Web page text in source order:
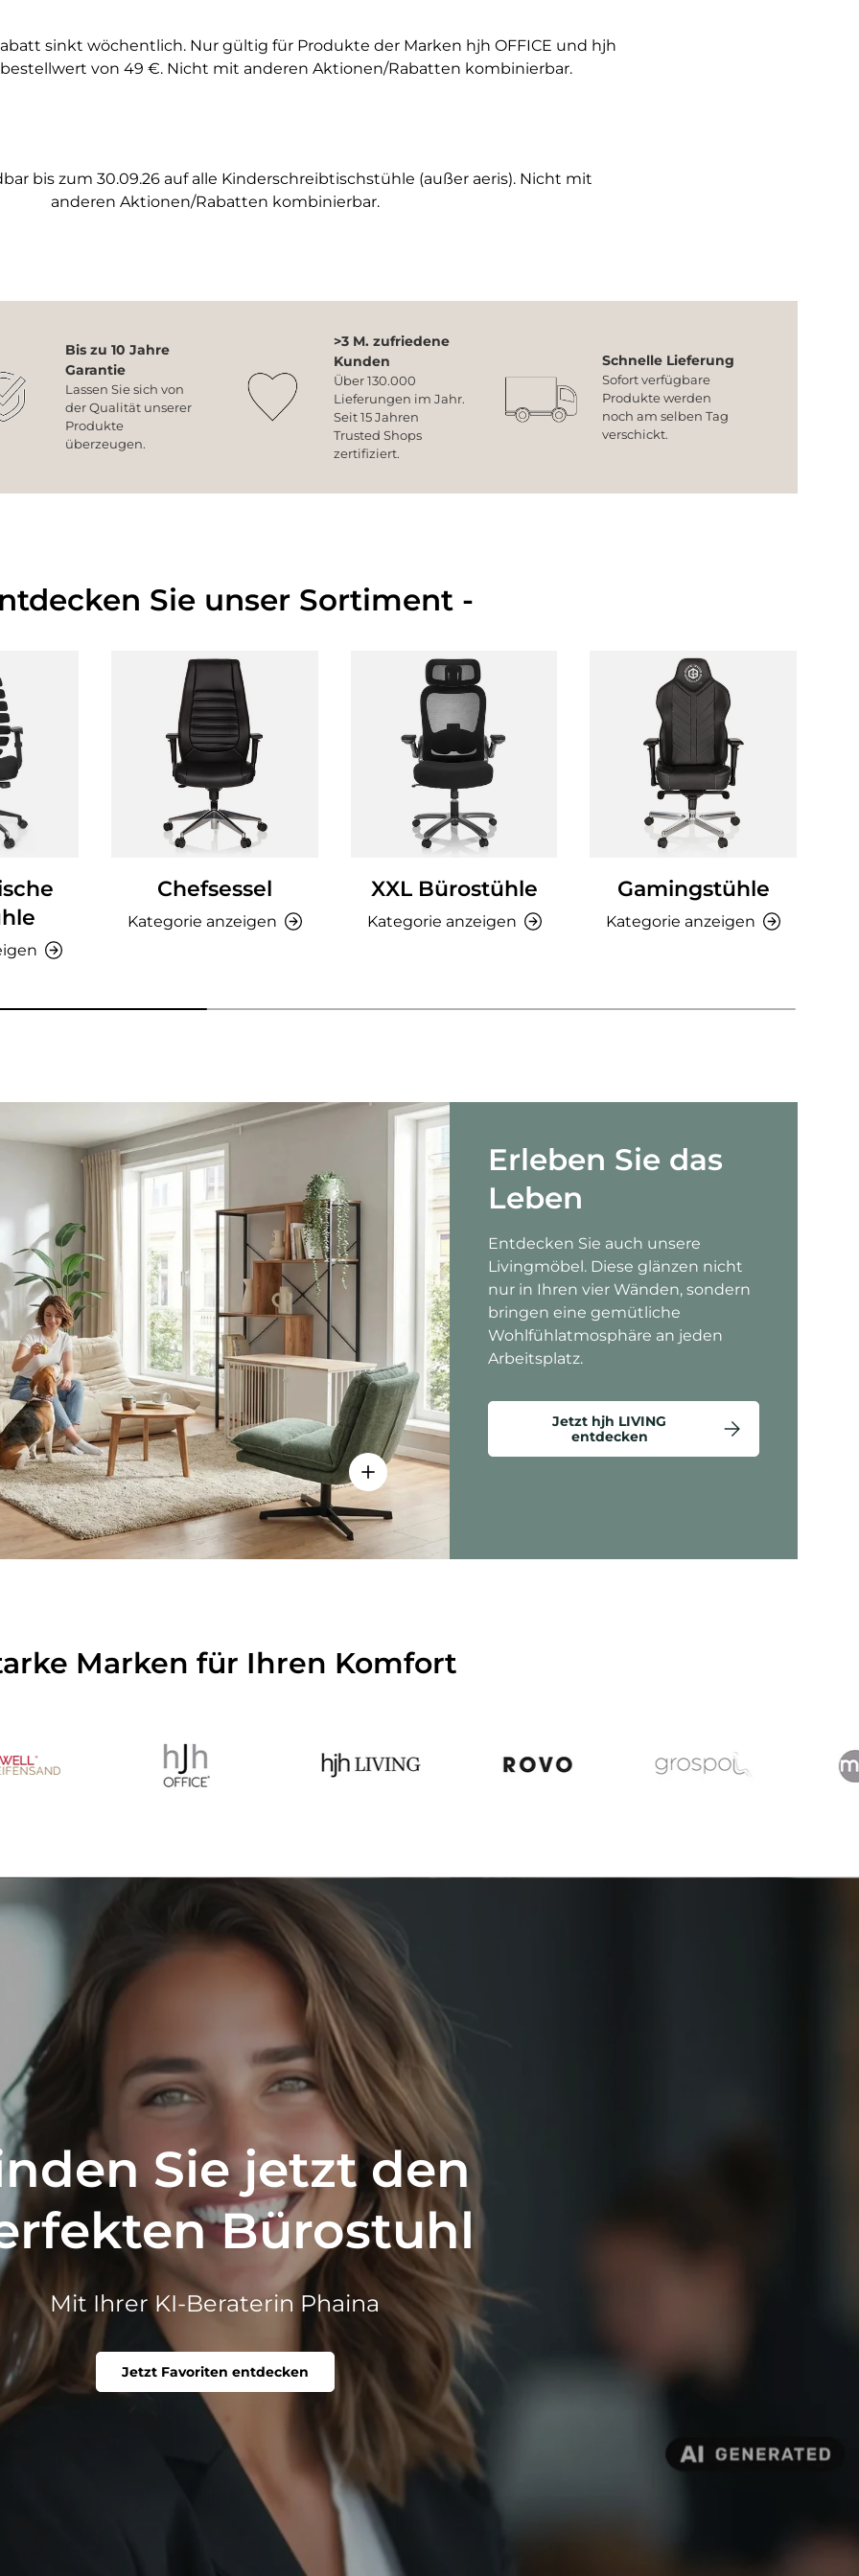
sinkt wöchentlich. Nur gültig für Produkte der Marken hjh OFFICE und hjh
von 49 €. Nicht mit anderen Aktionen/Rabatten kombinierbar.
bis zum 30.09.26 auf alle Kinderschreibtischstühle (außer aeris). Nicht mit
anderen Aktionen/Rabatten kombinierbar.
Bis zu 10 Jahre
Garantie
Lassen Sie sich von
der Qualität unserer
Produkte
überzeugen.
>3 M. zufriedene
Kunden
Über 130.000
Lieferungen im Jahr.
Seit 15 Jahren
Trusted Shops
zertifiziert.
Schnelle Lieferung
Sofort verfügbare
Produkte werden
noch am selben Tag
verschickt.
Sie unser Sortiment -
Chefsessel
Kategorie anzeigen
XXL Bürostühle
Kategorie anzeigen
Gamingstühle
Kategorie anzeigen
Einzelheiten anzeigen - Criss-Cross 20 - Loungesessel
- AMIO H - Büroschrank
anzeigen - Sitzolo 2 - Loungesessel
Erleben Sie das
Leben
Entdecken Sie auch unsere
Livingmöbel. Diese glänzen nicht
nur in Ihren vier Wänden, sondern
bringen eine gemütliche
Wohlfühlatmosphäre an jeden
Arbeitsplatz.
Jetzt hjh LIVING
entdecken
Marken für Ihren Komfort
Sie jetzt den
Bürostuhl
Mit Ihrer KI-Beraterin Phaina
Jetzt Favoriten entdecken